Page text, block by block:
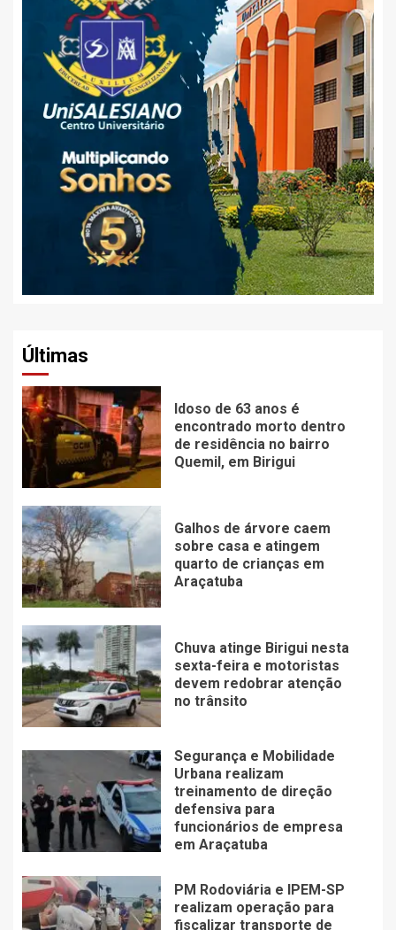
Últimas
Idoso de 63 anos é
encontrado morto dentro
de residência no bairro
Quemil, em Birigui
Galhos de árvore caem
sobre casa e atingem
quarto de crianças em
Araçatuba
Chuva atinge Birigui nesta
sexta-feira e motoristas
devem redobrar atenção
no trânsito
Segurança e Mobilidade
Urbana realizam
treinamento de direção
defensiva para
funcionários de empresa
em Araçatuba
PM Rodoviária e IPEM-SP
realizam operação para
fiscalizar transporte de